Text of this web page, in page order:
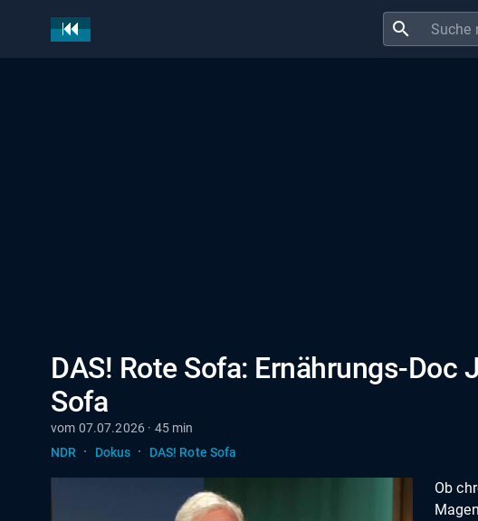
search
DAS! Rote Sofa: Ernährungs-Doc
Sofa
vom 07.07.2026 · 45 min
NDR
· Dokus · DAS! Rote Sofa
Ob